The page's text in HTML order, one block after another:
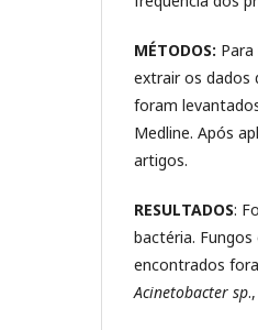
MÉTODOS:
extrair os dados
foram
Medline. Após
artigos.
RESULTADOS:
bactéria.
encontrados
Acinetobacter sp.,